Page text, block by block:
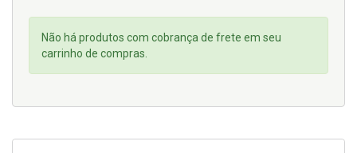
Não há produtos com cobrança de frete em seu
carrinho de compras.